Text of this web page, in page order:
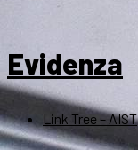
Evidenza
Link Tree – AIST